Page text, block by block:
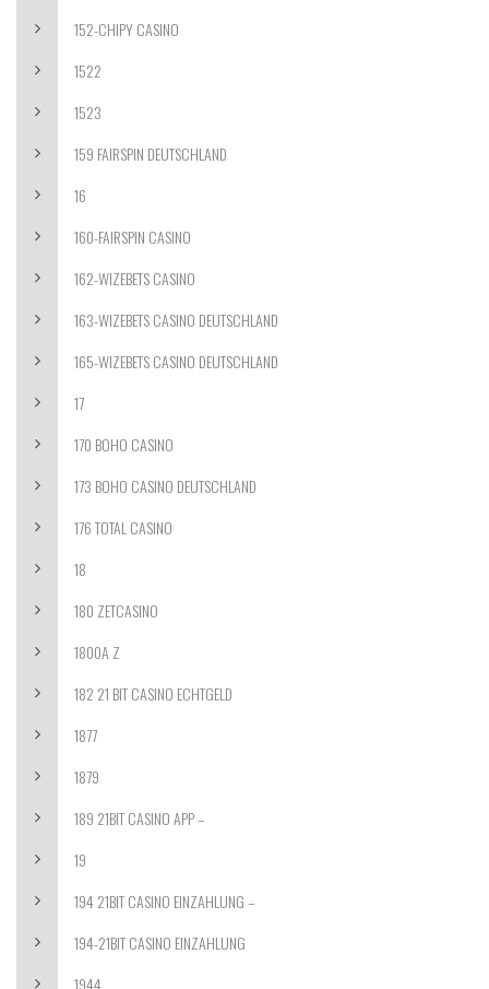
152-CHIPY CASINO
1522
1523
159 FAIRSPIN DEUTSCHLAND
16
160-FAIRSPIN CASINO
162-WIZEBETS CASINO
163-WIZEBETS CASINO DEUTSCHLAND
165-WIZEBETS CASINO DEUTSCHLAND
17
170 BOHO CASINO
173 BOHO CASINO DEUTSCHLAND
176 TOTAL CASINO
18
180 ZETCASINO
1800A Z
182 21 BIT CASINO ECHTGELD
1877
1879
189 21BIT CASINO APP –
19
194 21BIT CASINO EINZAHLUNG –
194-21BIT CASINO EINZAHLUNG
1944